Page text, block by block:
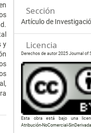
y
Sección
Artículo de
Licencia
Derechos de autor 2025 Journal of
Esta obra está bajo una
Atribución-NoComercial-